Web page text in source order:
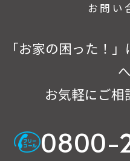
お問い
「お家の困った！
へ
お気軽にご相
0800-